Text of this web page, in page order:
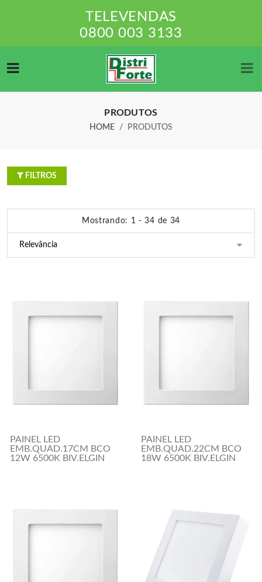
TELEVENDAS
0800 003 3133
PRODUTOS
HOME PRODUTOS
FILTROS
Mostrando: 1 - 34 de 34
PAINEL LED
EMB.QUAD.17CM BCO
12W 6500K BIV.ELGIN
PAINEL LED
EMB.QUAD.22CM BCO
18W 6500K BIV.ELGIN